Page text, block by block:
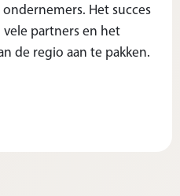
Het succes
partners en het
de regio aan te pakken.